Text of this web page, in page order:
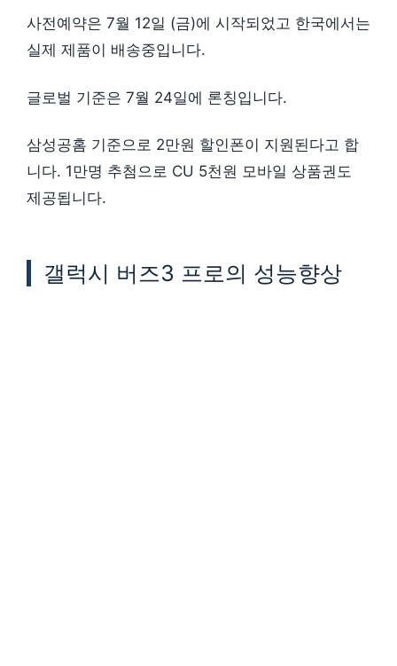
사전예약은 7월 12일 (금)에 시작되었고 한국에서는
실제 제품이 배송중입니다.
글로벌 기준은 7월 24일에 론칭입니다.
삼성공홈 기준으로 2만원 할인폰이 지원된다고 합
니다. 1만명 추첨으로 CU 5천원 모바일 상품권도
제공됩니다.
갤럭시 버즈3 프로의 성능향상